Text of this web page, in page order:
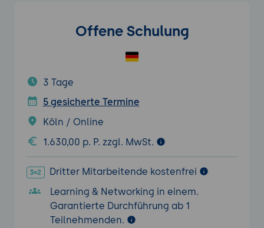
Offene Schulung
3 Tage
5 gesicherte Termine
Köln / Online
1.630,00 p. P. zzgl. MwSt.
Dritter Mitarbeitende kostenfrei
Learning & Networking in einem.
Garantierte Durchführung ab 1
Teilnehmenden.